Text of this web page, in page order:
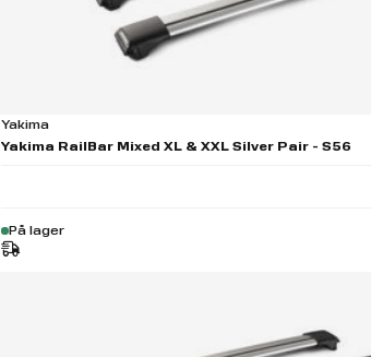
Yakima
Yakima RailBar Mixed XL & XXL Silver Pair - S56
På lager